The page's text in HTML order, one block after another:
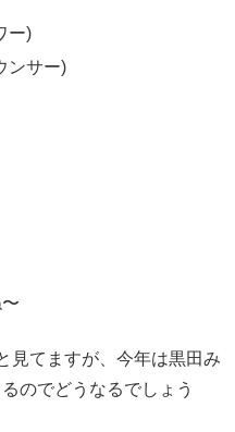
ー)
ンサー)
見てますが、今年は黒田み
のでどうなるでしょう